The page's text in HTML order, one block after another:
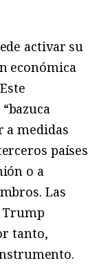
activar su
económica
a medidas
países
o a
Las
Trump
tanto,